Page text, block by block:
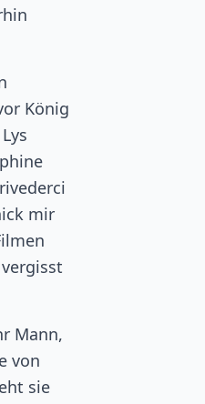
König
mir
vergisst
Mann,
von
sie